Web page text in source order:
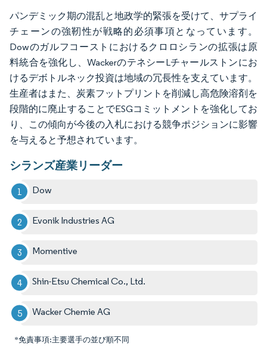
パンデミック期の混乱と地政学的緊張を受けて、サプライ
チェーンの強靭性が戦略的必須事項となっています。
Dowのガルフコーストにおけるクロロシランの拡張は原
料統合を強化し、WackerのテネシーLチャールストンにお
けるデボトルネック投資は地域の冗長性を支えています。
生産者はまた、炭素フットプリントを削減し高危険溶剤を
段階的に廃止することでESGコミットメントを強化してお
り、この傾向が今後の入札における競争ポジションに影響
を与えると予想されています。
シランズ産業リーダー
Dow
Evonik Industries AG
Momentive
Shin-Etsu Chemical Co., Ltd.
Wacker Chemie AG
*免責事項:主要選手の並び順不同